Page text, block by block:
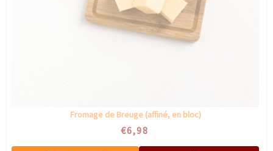
Fromage de Breuge (affiné, en bloc)
€6,98